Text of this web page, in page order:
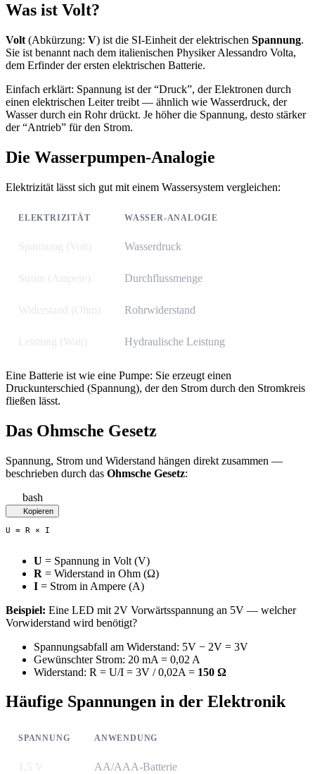
Was ist Volt?
Volt (Abkürzung: V) ist die SI-Einheit der elektrischen Spannung.
Sie ist benannt nach dem italienischen Physiker Alessandro Volta,
dem Erfinder der ersten elektrischen Batterie.
Einfach erklärt: Spannung ist der “Druck”, der Elektronen durch
einen elektrischen Leiter treibt — ähnlich wie Wasserdruck, der
Wasser durch ein Rohr drückt. Je höher die Spannung, desto stärker
der “Antrieb” für den Strom.
Die Wasserpumpen-Analogie
Elektrizität lässt sich gut mit einem Wassersystem vergleichen:
ELEKTRIZITÄT WASSER-ANALOGIE
Spannung (Volt) Wasserdruck
Strom (Ampere) Durchflussmenge
Widerstand (Ohm) Rohrwiderstand
Leistung (Watt) Hydraulische Leistung
Eine Batterie ist wie eine Pumpe: Sie erzeugt einen
Druckunterschied (Spannung), der den Strom durch den Stromkreis
fließen lässt.
Das Ohmsche Gesetz
Spannung, Strom und Widerstand hängen direkt zusammen —
beschrieben durch das Ohmsche Gesetz:
bash
Kopieren
U = R × I
U = Spannung in Volt (V)
R = Widerstand in Ohm (Ω)
I = Strom in Ampere (A)
Beispiel: Eine LED mit 2V Vorwärtsspannung an 5V — welcher
Vorwiderstand wird benötigt?
Spannungsabfall am Widerstand: 5V − 2V = 3V
Gewünschter Strom: 20 mA = 0,02 A
Widerstand: R = U/I = 3V / 0,02A = 150 Ω
Häufige Spannungen in der Elektronik
SPANNUNG ANWENDUNG
1,5 V AA/AAA-Batterie